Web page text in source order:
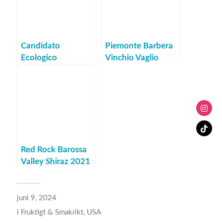
Candidato
Ecologico
Piemonte Barbera
Vinchio Vaglio
Red Rock Barossa
Valley Shiraz 2021
juni 9, 2024
i Fruktigt & Smakrikt, USA